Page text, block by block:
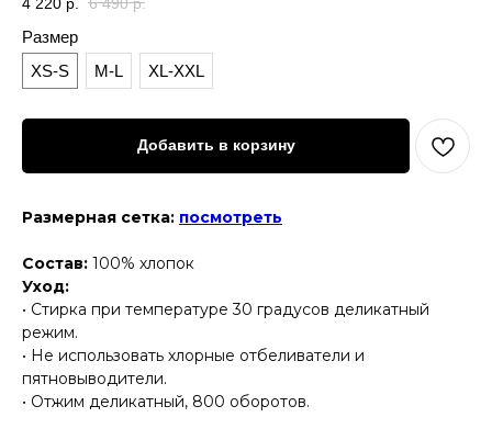
Размер
XS-S
M-L XL-XXL
Добавить в корзину
Размерная сетка: посмотреть
Состав: 100% хлопок
Уход:
• Стирка при температуре 30 градусов деликатный
режим.
• Не использовать хлорные отбеливатели и
пятновыводители.
• Отжим деликатный, 800 оборотов.